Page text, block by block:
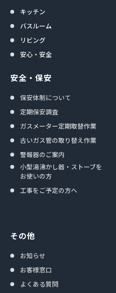
キッチン
バスルーム
リビング
安心・安全
安全・保安
保安体制について
定期保安調査
ガスメーター定期取替作業
古いガス管の取り替え作業
警報器のご案内
小型湯沸かし器・ストーブを
お使いの方
工事をご予定の方へ
その他
お知らせ
お客様窓口
よくある質問